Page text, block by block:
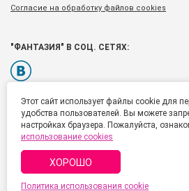
Этот сайт использует файлы cookie для
удобства пользователей. Вы можете
настройках браузера. Пожалуйста,
использование cookies
ХОРОШО
Политика использования cookie
Согласие на обработку файлов cookies
"ФАНТАЗИЯ" В СОЦ. СЕТЯХ:
Тел.: +7 (812) 777 92 00
Россия, Санкт-Петербург
© "Фантазия", Доставка цветов по